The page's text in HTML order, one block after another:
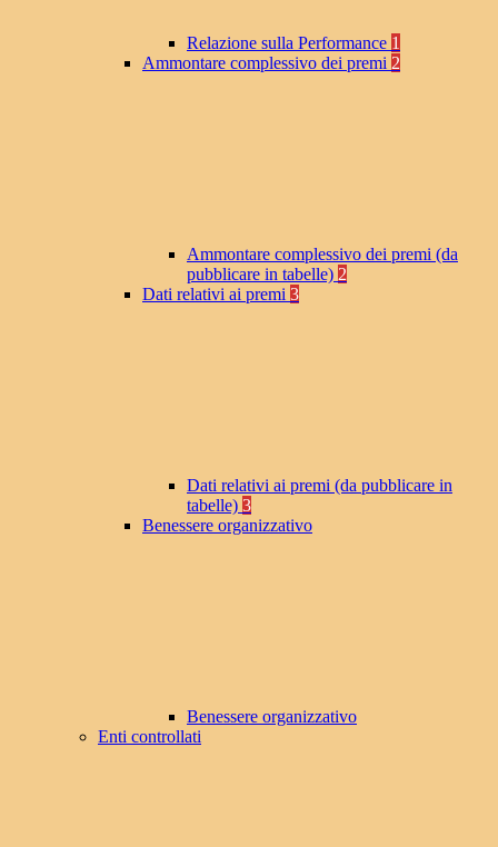
Relazione sulla Performance 1
Ammontare complessivo dei premi 2
Ammontare complessivo dei premi (da
pubblicare in tabelle) 2
Dati relativi ai premi 3
Dati relativi ai premi (da pubblicare in
tabelle) 3
Benessere organizzativo
Benessere organizzativo
Enti controllati